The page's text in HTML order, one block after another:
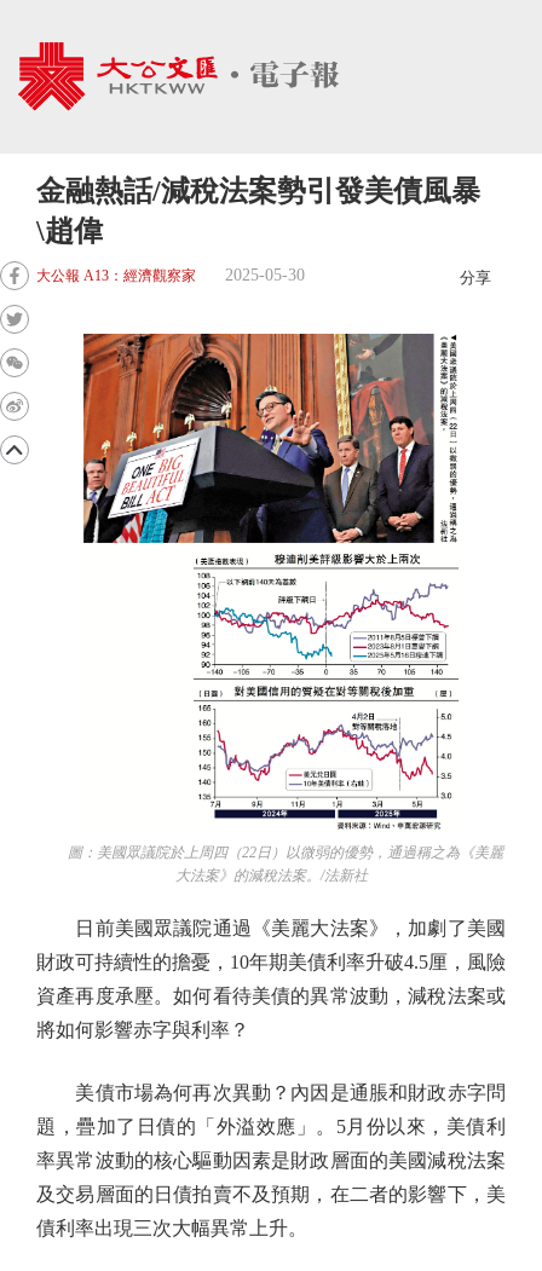
金融熱話/減稅法案勢引發美債風暴
\趙偉
大公報 A13：經濟觀察家 2025-05-30 分享
圖：美國眾議院於上周四（22日）以微弱的優勢，通過稱之為《美麗
大法案》的減稅法案。/法新社
日前美國眾議院通過《美麗大法案》，加劇了美國
財政可持續性的擔憂，10年期美債利率升破4.5厘，風險
資產再度承壓。如何看待美債的異常波動，減稅法案或
將如何影響赤字與利率？
美債市場為何再次異動？內因是通脹和財政赤字問
題，疊加了日債的「外溢效應」。5月份以來，美債利
率異常波動的核心驅動因素是財政層面的美國減稅法案
及交易層面的日債拍賣不及預期，在二者的影響下，美
債利率出現三次大幅異常上升。